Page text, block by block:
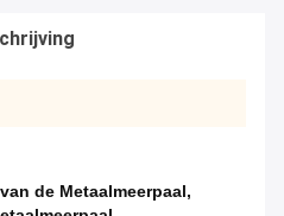
de Metaalmeerpaal,